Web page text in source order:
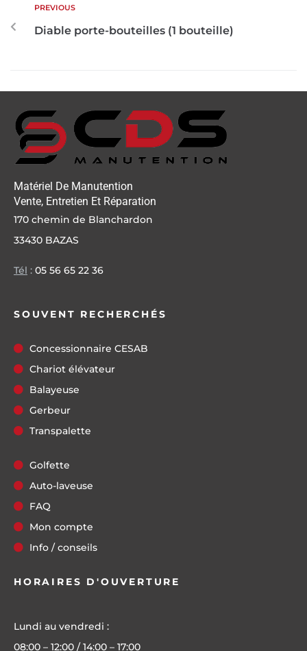
PREVIOUS
Diable porte-bouteilles (1 bouteille)
Matériel De Manutention
Vente, Entretien Et Réparation
170 chemin de Blanchardon
33430 BAZAS
Tél : 05 56 65 22 36
SOUVENT RECHERCHÉS
Concessionnaire CESAB
Chariot élévateur
Balayeuse
Gerbeur
Transpalette
Golfette
Auto-laveuse
FAQ
Mon compte
Info / conseils
HORAIRES D'OUVERTURE
Lundi au vendredi :
08:00 – 12:00 / 14:00 – 17:00